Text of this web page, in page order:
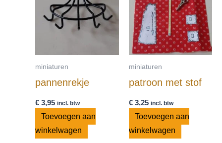
miniaturen
pannenrekje
€ 3,95 incl. btw
Toevoegen aan
winkelwagen
miniaturen
patroon met stof
€3,25 incl. btw
Toevoegen aan
winkelwagen